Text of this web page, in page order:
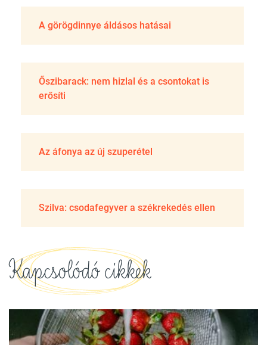
A görögdinnye áldásos hatásai
Őszibarack: nem hizlal és a csontokat is
erősíti
Az áfonya az új szuperétel
Szilva: csodafegyver a székrekedés ellen
Kapcsolódó cikkek